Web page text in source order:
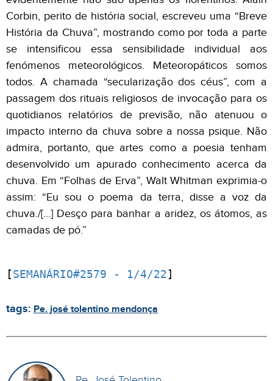
Corbin, perito de história social, escreveu uma “Breve
História da Chuva”, mostrando como por toda a parte
se intensificou essa sensibilidade individual aos
fenómenos meteorológicos. Meteoropáticos somos
todos. A chamada “secularização dos céus”, com a
passagem dos rituais religiosos de invocação para os
quotidianos relatórios de previsão, não atenuou o
impacto interno da chuva sobre a nossa psique. Não
admira, portanto, que artes como a poesia tenham
desenvolvido um apurado conhecimento acerca da
chuva. Em “Folhas de Erva”, Walt Whitman exprimia-o
assim: “Eu sou o poema da terra, disse a voz da
chuva./[...] Desço para banhar a aridez, os átomos, as
camadas de pó.”
[SEMANÁRIO#2579 - 1/4/22]
tags: Pe. josé tolentino mendonça